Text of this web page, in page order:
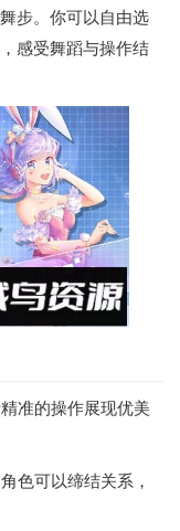
步。你可以自由选
感受舞蹈与操作结
准的操作展现优美
色可以缔结关系，